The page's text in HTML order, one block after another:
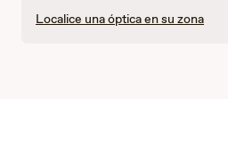
Localice una óptica en su zona